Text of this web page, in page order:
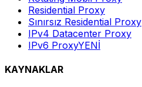
Residential Proxy
Sınırsız Residential Proxy
IPv4 Datacenter Proxy
IPv6 ProxyYENİ
KAYNAKLAR